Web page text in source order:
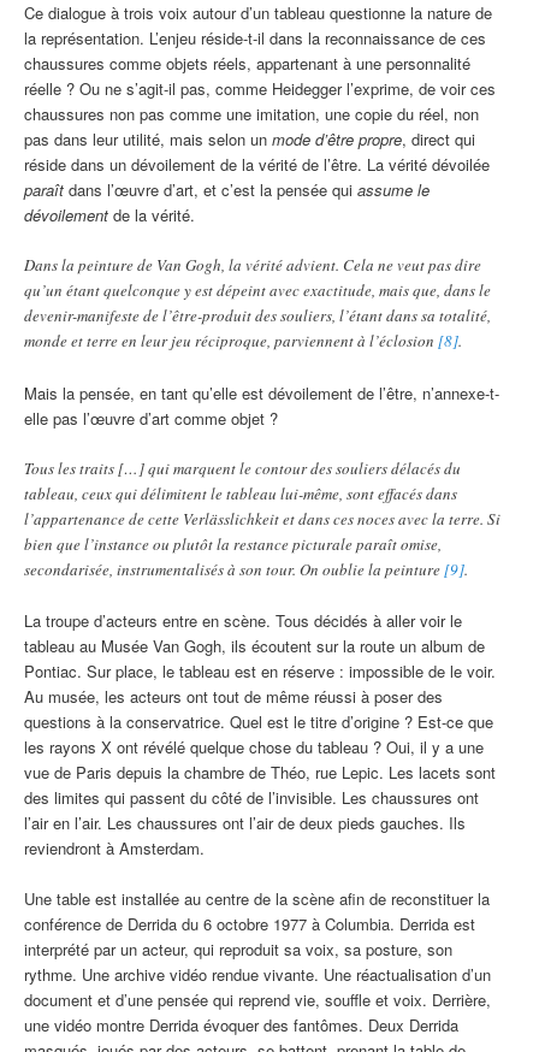
Ce dialogue à trois voix autour d’un tableau questionne la nature de
la représentation. L’enjeu réside-t-il dans la reconnaissance de ces
chaussures comme objets réels, appartenant à une personnalité
réelle ? Ou ne s’agit-il pas, comme Heidegger l’exprime, de voir ces
chaussures non pas comme une imitation, une copie du réel, non
pas dans leur utilité, mais selon un mode d’être propre, direct qui
réside dans un dévoilement de la vérité de l’être. La vérité dévoilée
paraît dans l’œuvre d’art, et c’est la pensée qui assume le
dévoilement de la vérité.
Dans la peinture de Van Gogh, la vérité advient. Cela ne veut pas dire
qu’un étant quelconque y est dépeint avec exactitude, mais que, dans le
devenir-manifeste de l’être-produit des souliers, l’étant dans sa totalité,
monde et terre en leur jeu réciproque, parviennent à l’éclosion [8].
Mais la pensée, en tant qu’elle est dévoilement de l’être, n’annexe-t-
elle pas l’œuvre d’art comme objet ?
Tous les traits […] qui marquent le contour des souliers délacés du
tableau, ceux qui délimitent le tableau lui-même, sont effacés dans
l’appartenance de cette Verlässlichkeit et dans ces noces avec la terre. Si
bien que l’instance ou plutôt la restance picturale paraît omise,
secondarisée, instrumentalisés à son tour. On oublie la peinture[9].
La troupe d’acteurs entre en scène. Tous décidés à aller voir le
tableau au Musée Van Gogh, ils écoutent sur la route un album de
Pontiac. Sur place, le tableau est en réserve : impossible de le voir.
Au musée, les acteurs ont tout de même réussi à poser des
questions à la conservatrice. Quel est le titre d’origine ? Est-ce que
les rayons X ont révélé quelque chose du tableau ? Oui, il y a une
vue de Paris depuis la chambre de Théo, rue Lepic. Les lacets sont
des limites qui passent du côté de l’invisible. Les chaussures ont
l’air en l’air. Les chaussures ont l’air de deux pieds gauches. Ils
reviendront à Amsterdam.
Une table est installée au centre de la scène afin de reconstituer la
conférence de Derrida du 6 octobre 1977 à Columbia. Derrida est
interprété par un acteur, qui reproduit sa voix, sa posture, son
rythme. Une archive vidéo rendue vivante. Une réactualisation d’un
document et d’une pensée qui reprend vie, souffle et voix. Derrière,
une vidéo montre Derrida évoquer des fantômes. Deux Derrida